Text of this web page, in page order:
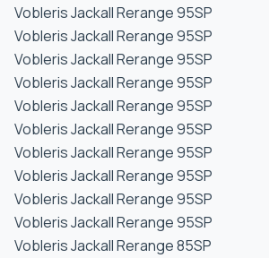
Vobleris Jackall Rerange 95SP
Vobleris Jackall Rerange 95SP
Vobleris Jackall Rerange 95SP
Vobleris Jackall Rerange 95SP
Vobleris Jackall Rerange 95SP
Vobleris Jackall Rerange 95SP
Vobleris Jackall Rerange 95SP
Vobleris Jackall Rerange 95SP
Vobleris Jackall Rerange 95SP
Vobleris Jackall Rerange 95SP
Vobleris Jackall Rerange 85SP